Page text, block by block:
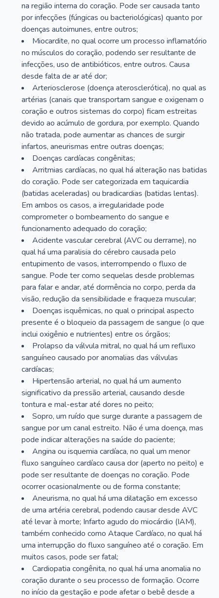
na região interna do coração. Pode ser causada tanto
por infecções (fúngicas ou bacteriológicas) quanto por
doenças autoimunes, entre outros;
Miocardite, no qual ocorre um processo inflamatório
no músculos do coração, podendo ser resultante de
infecções, uso de antibióticos, entre outros. Causa
desde falta de ar até dor;
Arteriosclerose (doença aterosclerótica), no qual as
artérias (canais que transportam sangue e oxigenam o
coração e outros sistemas do corpo) ficam estreitas
devido ao acúmulo de gordura, por exemplo. Quando
não tratada, pode aumentar as chances de surgir
infartos, aneurismas entre outras doenças;
Doenças cardíacas congênitas;
Arritmias cardíacas, no qual há alteração nas batidas
do coração. Pode ser categorizada em taquicardia
(batidas aceleradas) ou bradicardias (batidas lentas).
Em ambos os casos, a irregularidade pode
comprometer o bombeamento do sangue e
funcionamento adequado do coração;
Acidente vascular cerebral (AVC ou derrame), no
qual há uma paralisia do cérebro causada pelo
entupimento de vasos, interrompendo o fluxo de
sangue. Pode ter como sequelas desde problemas
para falar e andar, até dormência no corpo, perda da
visão, redução da sensibilidade e fraqueza muscular;
Doenças isquêmicas, no qual o principal aspecto
presente é o bloqueio da passagem de sangue (o que
inclui oxigênio e nutrientes) entre os órgãos;
Prolapso da válvula mitral, no qual há um refluxo
sanguíneo causado por anomalias das válvulas
cardíacas;
Hipertensão arterial, no qual há um aumento
significativo da pressão arterial, causando desde
tontura e mal-estar até dores no peito;
Sopro, um ruído que surge durante a passagem de
sangue por um canal estreito. Não é uma doença, mas
pode indicar alterações na saúde do paciente;
Angina ou isquemia cardíaca, no qual um menor
fluxo sanguíneo cardíaco causa dor (aperto no peito) e
pode ser resultante de doenças no coração. Pode
ocorrer ocasionalmente ou de forma constante;
Aneurisma, no qual há uma dilatação em excesso
de uma artéria cerebral, podendo causar desde AVC
até levar à morte; Infarto agudo do miocárdio (IAM),
também conhecido como Ataque Cardíaco, no qual há
uma interrupção do fluxo sanguíneo até o coração. Em
muitos casos, pode ser fatal;
Cardiopatia congênita, no qual há uma anomalia no
coração durante o seu processo de formação. Ocorre
no início da gestação e pode afetar o bebê desde a